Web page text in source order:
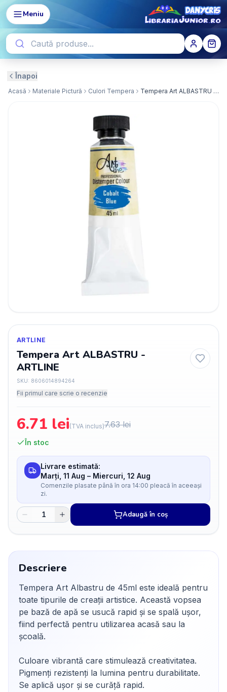
Meniu
Înapoi
Acasă Materiale Pictură Culori Tempera Tempera Art ALBASTRU - ARTLINE
ARTLINE
Tempera Art ALBASTRU -
ARTLINE
SKU: 8606014894264
Fii primul care scrie o recenzie
6.71 lei(TVA inclus)7.63lei
În stoc
Livrare estimată:
Marți, 11 Aug – Miercuri, 12 Aug
Comenzile plasate până în ora 14:00 pleacă în aceeași
zi.
Adaugă în coș
Descriere
Tempera Art Albastru de 45ml este ideală pentru
toate tipurile de creații artistice. Această vopsea
pe bază de apă se usucă rapid și se spală ușor,
fiind perfectă pentru utilizarea acasă sau la
școală.
Culoare vibrantă care stimulează creativitatea.
Pigmenți rezistenți la lumina pentru durabilitate.
Se aplică ușor și se curăță rapid.